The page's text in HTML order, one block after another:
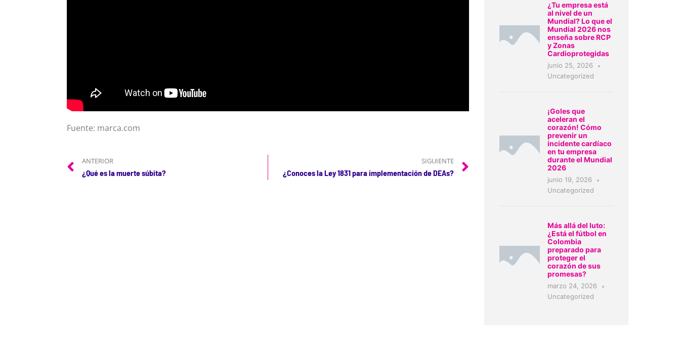
Fuente: marca.com
ANTERIOR
¿Qué es la muerte súbita?
SIGUIENTE
¿Conoces la Ley 1831 para implementación de DEAs?
¿Tu empresa está
al nivel de un
Mundial? Lo que el
Mundial 2026 nos
enseña sobre RCP
y Zonas
Cardioprotegidas
junio 25, 2026
Uncategorized
¡Goles que
aceleran el
corazón! Cómo
prevenir un
incidente cardíaco
en tu empresa
durante el Mundial
2026
junio 19, 2026
Uncategorized
Más allá del luto:
¿Está el fútbol en
Colombia
preparado para
proteger el
corazón de sus
promesas?
marzo 24, 2026
Uncategorized